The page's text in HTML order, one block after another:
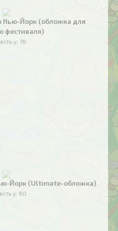
Нью-Йорк (обложка для
фестиваля)
у: 78
Йорк (Ultimate-обложка)
у: 60